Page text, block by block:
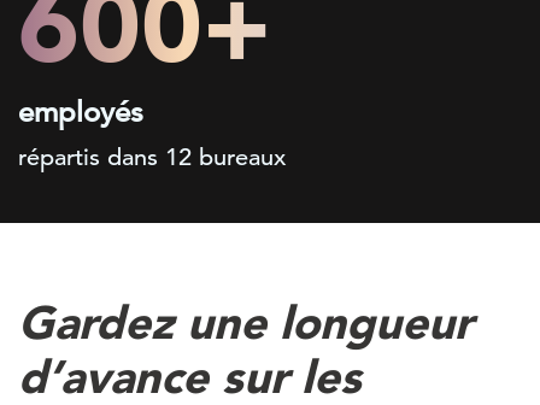
employés
répartis dans 12 bureaux
Gardez une longueur
d’avance sur les